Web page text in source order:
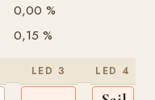
0,00 %
0,15 %
LED 3 LED 4